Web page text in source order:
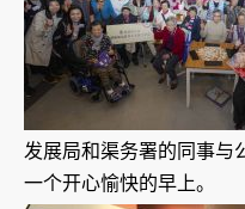
发展局和渠务署的同事与
一个开心愉快的早上。